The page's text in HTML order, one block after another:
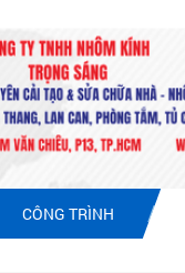
CÔNG TRÌNH